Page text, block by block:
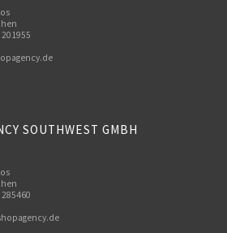
SOUTHWEST GMBH